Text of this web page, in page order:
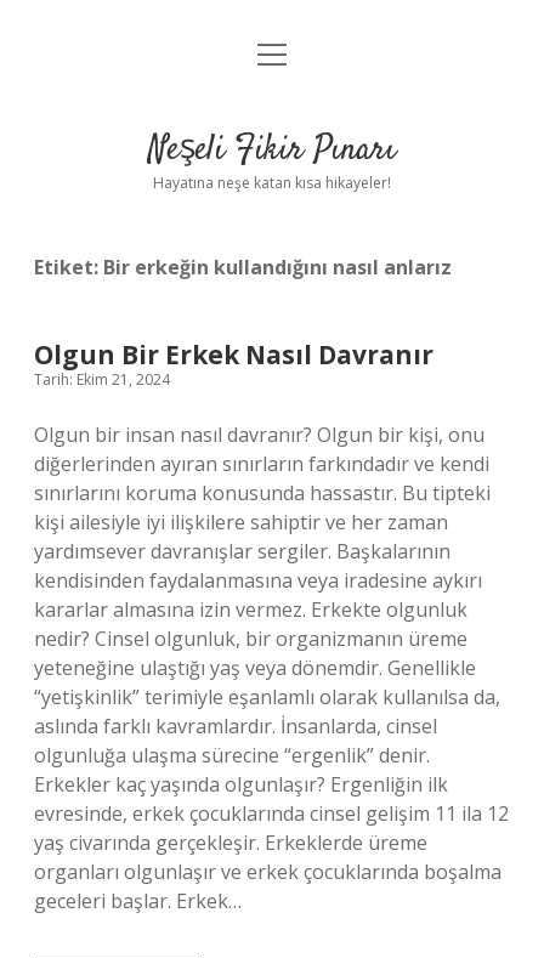
Anasayfa
Yasal Uyarı
menüyü
Neşeli Fikir Pınarı
Hayatına neşe katan kısa hikayeler!
Etiket: Bir erkeğin kullandığını nasıl anlarız
Olgun Bir Erkek Nasıl Davranır
Tarih: Ekim 21, 2024
Olgun bir insan nasıl davranır? Olgun bir kişi, onu
diğerlerinden ayıran sınırların farkındadır ve kendi
sınırlarını koruma konusunda hassastır. Bu tipteki
kişi ailesiyle iyi ilişkilere sahiptir ve her zaman
yardımsever davranışlar sergiler. Başkalarının
kendisinden faydalanmasına veya iradesine aykırı
kararlar almasına izin vermez. Erkekte olgunluk
nedir? Cinsel olgunluk, bir organizmanın üreme
yeteneğine ulaştığı yaş veya dönemdir. Genellikle
“yetişkinlik” terimiyle eşanlamlı olarak kullanılsa da,
aslında farklı kavramlardır. İnsanlarda, cinsel
olgunluğa ulaşma sürecine “ergenlik” denir.
Erkekler kaç yaşında olgunlaşır? Ergenliğin ilk
evresinde, erkek çocuklarında cinsel gelişim 11 ila 12
yaş civarında gerçekleşir. Erkeklerde üreme
organları olgunlaşır ve erkek çocuklarında boşalma
geceleri başlar. Erkek…